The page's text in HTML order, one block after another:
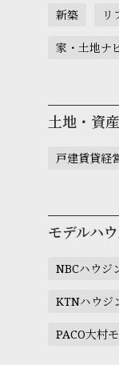
新築 リ
家・土地ナ
土地・資
戸建賃貸経
モデルハ
NBCハウジ
KTNハウジ
PACO大村